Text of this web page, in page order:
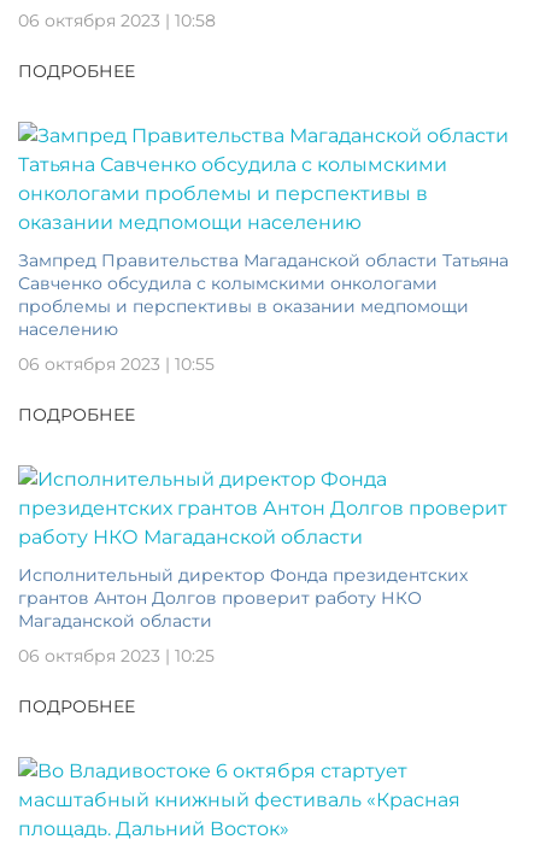
06 октября 2023 | 10:58
ПОДРОБНЕЕ
Зампред Правительства Магаданской области Татьяна
Савченко обсудила с колымскими онкологами
проблемы и перспективы в оказании медпомощи
населению
06 октября 2023 | 10:55
ПОДРОБНЕЕ
Исполнительный директор Фонда президентских
грантов Антон Долгов проверит работу НКО
Магаданской области
06 октября 2023 | 10:25
ПОДРОБНЕЕ